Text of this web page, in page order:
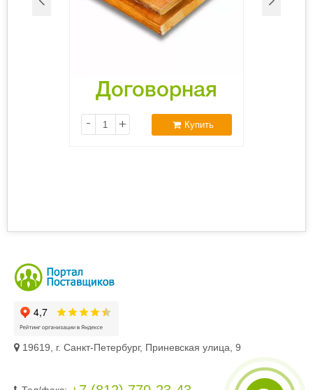
Договорная
- + Купить
19619, г. Санкт-Петербург, Приневская улица, 9